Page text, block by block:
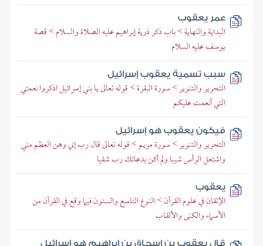
عمر يعقوب
البداية والنهاية > باب ذكر ذرية إبراهيم عليه الصلاة والسلام > قصة
يوسف عليه السلام
سبب تسمية يعقوب إسرائيل
التحرير والتنوير > سورة البقرة > قوله تعالى يا بني إسرائيل اذكروا نعمتي
التي أنعمت عليكم
فيكون يعقوب هو إسرائيل
التحرير والتنوير > سورة مريم > قوله تعالى قال رب إني وهن العظم مني
واشتعل الرأس شيبا ولم أكن بدعائك رب شقيا
يعقوب
الإتقان في علوم القرآن > النوع التاسع والستون فيما وقع في القرآن من
الأسماء والكنى والألقاب
قال يعقوب بن إسحاق بن إبراهيم هو إسرائيل